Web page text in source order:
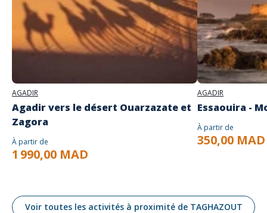
AGADIR
Agadir vers le désert Ouarzazate et
Zagora
À partir de
1 990,00 MAD
AGADIR
Essaouira -
À partir de
350,00 MAD
Voir toutes les activités à proximité de TAGHAZOUT